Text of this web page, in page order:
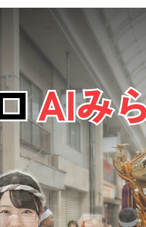
娘！下町育ちの生粋の江戸